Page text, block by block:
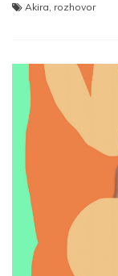
Akira, rozhovor